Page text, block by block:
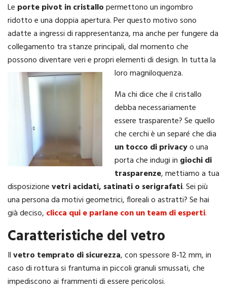
Le porte pivot in cristallopermettono un ingombro
ridotto e una doppia apertura. Per questo motivo sono
adatte a ingressi di rappresentanza, ma anche per fungere da
collegamento tra stanze principali, dal momento che
possono diventare veri e propri elementi di design. In tutta la
loro magniloquenza.
Ma chi dice che il cristallo
debba necessariamente
essere trasparente? Se quello
che cerchi è un separé che dia
un tocco di privacyo una
porta che indugi in giochi di
trasparenze, mettiamo a tua
disposizionevetri acidati, satinati o serigrafati. Sei più
una persona da motivi geometrici, floreali o astratti? Se hai
già deciso, clicca qui e parlane con un team di esperti.
Caratteristiche del vetro
Ilvetro temprato di sicurezza, con spessore 8-12 mm, in
caso di rottura si frantuma in piccoli granuli smussati, che
impediscono ai frammenti di essere pericolosi.